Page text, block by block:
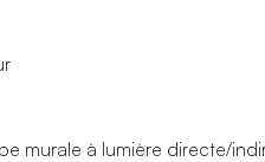
murale à lumière directe/